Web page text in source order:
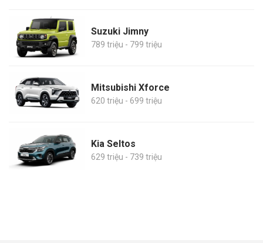
Suzuki Jimny
789 triệu - 799 triệu
Mitsubishi Xforce
620 triệu - 699 triệu
Kia Seltos
629 triệu - 739 triệu